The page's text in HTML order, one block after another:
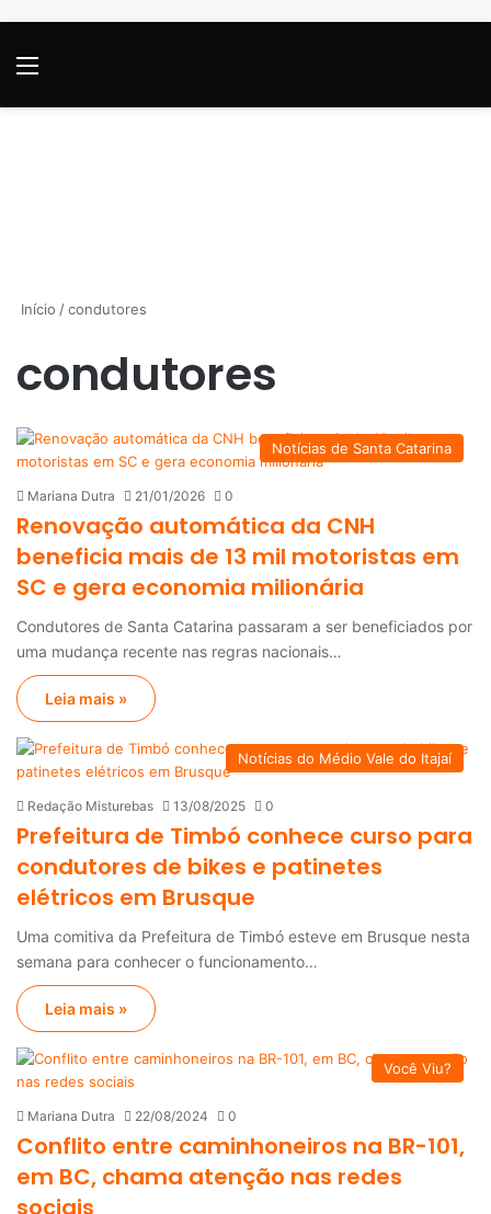
Início /condutores
condutores
Notícias de Santa Catarina
Mariana Dutra 21/01/2026 0
Renovação automática da CNH
beneficia mais de 13 mil motoristas em
SC e gera economia milionária
Condutores de Santa Catarina passaram a ser beneficiados por
uma mudança recente nas regras nacionais…
Leia mais »
Notícias do Médio Vale do Itajaí
Redação Misturebas 13/08/2025 0
Prefeitura de Timbó conhece curso para
condutores de bikes e patinetes
elétricos em Brusque
Uma comitiva da Prefeitura de Timbó esteve em Brusque nesta
semana para conhecer o funcionamento…
Leia mais »
Você Viu?
Mariana Dutra 22/08/2024 0
Conflito entre caminhoneiros na BR-101,
em BC, chama atenção nas redes
sociais